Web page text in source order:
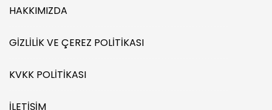
HAKKIMIZDA
GIZLILIK VE ÇEREZ POLITIKASI
KVKK POLITIKASI
İLETIŞIM